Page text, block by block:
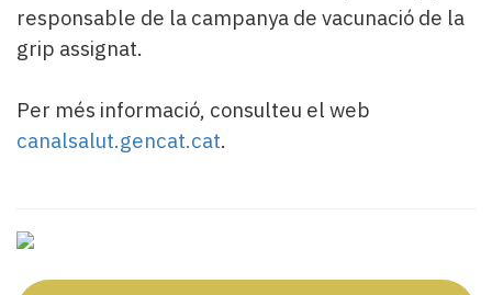
responsable de la campanya de vacunació de la
grip assignat.
Per més informació, consulteu el web
canalsalut.gencat.cat.